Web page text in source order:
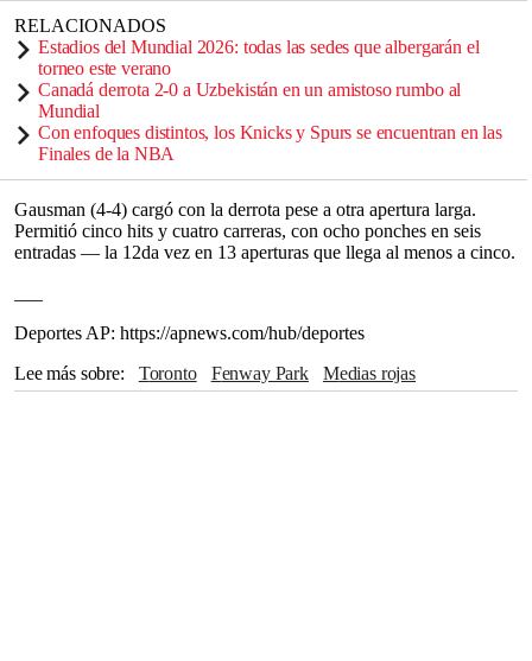
RELACIONADOS
Estadios del Mundial 2026: todas las sedes que albergarán el
torneo este verano
Canadá derrota 2-0 a Uzbekistán en un amistoso rumbo al
Mundial
Con enfoques distintos, los Knicks y Spurs se encuentran en las
Finales de la NBA
Gausman (4-4) cargó con la derrota pese a otra apertura larga.
Permitió cinco hits y cuatro carreras, con ocho ponches en seis
entradas — la 12da vez en 13 aperturas que llega al menos a cinco.
Deportes AP: https://apnews.com/hub/deportes
Lee más sobre
Toronto Fenway Park Medias rojas